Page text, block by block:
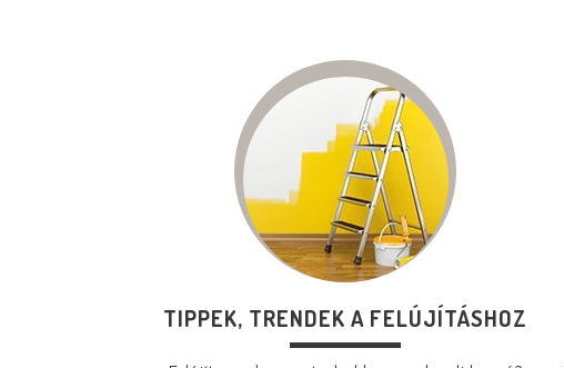
TIPPEK, TRENDEK A FELÚJÍTÁSHOZ